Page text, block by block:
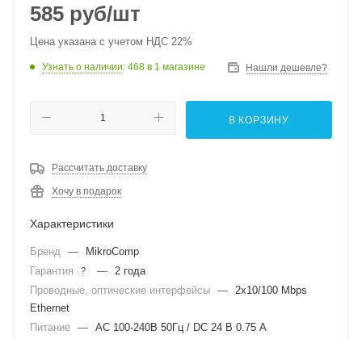
585 руб/шт
Цена указана с учетом НДС 22%
Узнать о наличии: 468 в 1 магазине Нашли дешевле?
В КОРЗИНУ
Рассчитать доставку
Хочу в подарок
Характеристики
Бренд —
MikroComp
Гарантия
? —
2 года
Проводные, оптические интерфейсы —
2x10/100 Mbps
Ethernet
Питание — AC 100-240В 50Гц / DC 24 В 0.75 A